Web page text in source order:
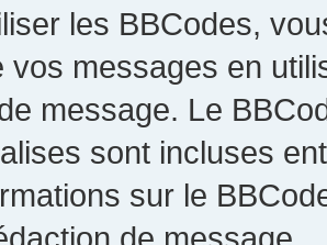
les BBCodes,
vos messages en
message. Le
sont incluses
sur le